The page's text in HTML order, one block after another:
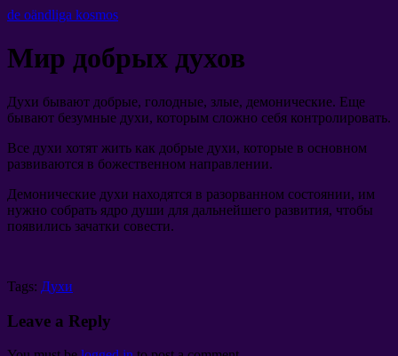
de oändliga kosmos
Мир добрых духов
Духи бывают добрые, голодные, злые, демонические. Еще
бывают безумные духи, которым сложно себя контролировать.
Все духи хотят жить как добрые духи, которые в основном
развиваются в божественном направлении.
Демонические духи находятся в разорванном состоянии, им
нужно собрать ядро души для дальнейшего развития, чтобы
появились зачатки совести.
Tags: Духи
Leave a Reply